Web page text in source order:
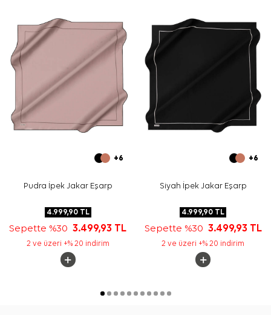
Bakım
Yıkama ve bakım için ürün etiketindeki talimatları
izleyiniz. İpek ve hassas eşarpların elde hassas
bakımında
Aker İpek Eşarp Şampuanı
Sıkça Sorulan Sorular
Bej İpek Taşlı Kare Çiçekli Eşarp ölçüsü nedir?
Bu ipek krep saten eşarp hangi renklerle uyumludur?
Üründe hangi desen detayları bulunur?
Aker eşarp günlük kullanım için uygun mudur?
+6
Pudra İpek Jakar Eşarp
4.999,90TL
Sepette %303.499,93 TL
2 ve üzeri +% 20 indirim
+6
Siyah İpek Jakar Eşarp
4.999,90 TL
Sepette %30 3.499,93 TL
2 ve üzeri +% 20 indirim